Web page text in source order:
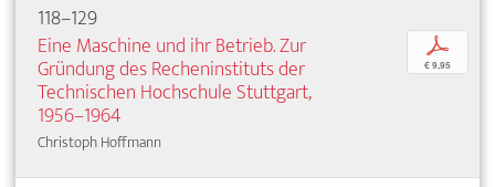
118–129
Eine Maschine und ihr Betrieb. Zur
Gründung des Recheninstituts der
Technischen Hochschule Stuttgart,
1956–1964
Christoph Hoffmann
p
€ 9,95